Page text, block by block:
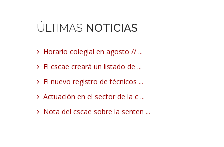
ÚLTIMAS NOTICIAS
Horario colegial en agosto // ...
El cscae creará un listado de ...
El nuevo registro de técnicos ...
Actuación en el sector de la c ...
Nota del cscae sobre la senten ...